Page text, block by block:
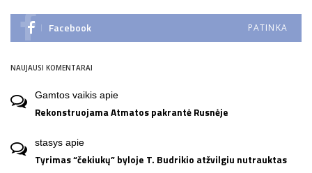
Facebook PATINKA
NAUJAUSI KOMENTARAI
Gamtos vaikis apie
Rekonstruojama Atmatos pakrantė Rusnėje
stasys apie
Tyrimas “čekiukų” byloje T. Budrikio atžvilgiu nutrauktas